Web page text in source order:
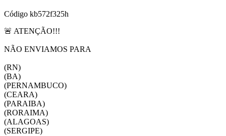
Código kb572f325h
🚨 ATENÇÃO!!!
NÃO ENVIAMOS PARA
(RN)
(BA)
(PERNAMBUCO)
(CEARA)
(PARAIBA)
(RORAIMA)
(ALAGOAS)
(SERGIPE)